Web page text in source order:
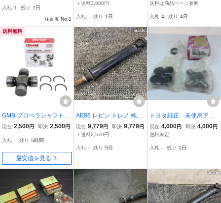
スタウト、クラウン、ハ
入札 1 残り 1日
注目度 No.1
＋送料3,800円
入札 - 残り 1日
送料は商品ページ参照
入札 4 残り 4日
送料無料
GMB プロペラシャフト
ユニバーサルジョイント
ス 200系 KDH200 KDH21
1 TRH200 TRH211 1個 0
4371-60100
現在 2,500円 即決 2,500円
入札 - 残り 5時間
最安値を見る
AE86 レビン トレノ 純正
プロペラシャフト ペラシ
ャ / T7-1941
現在 9,779円 即決 9,779円
＋送料2,570円
入札 - 残り 5日
トヨタ純正 未使用アウ
トレット KDH200 ハイ
エースプロペラシャフ
ント 04371-60100
現在 4,000円 即決 4,000円
送料未定
入札 - 残り 1日